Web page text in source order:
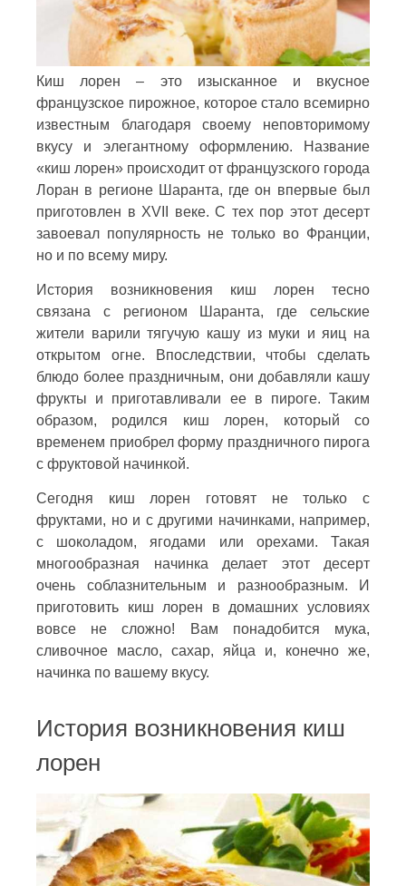
Киш лорен – это изысканное и вкусное
французское пирожное, которое стало всемирно
известным благодаря своему неповторимому
вкусу и элегантному оформлению. Название
«киш лорен» происходит от французского города
Лоран в регионе Шаранта, где он впервые был
приготовлен в XVII веке. С тех пор этот десерт
завоевал популярность не только во Франции,
но и по всему миру.
История возникновения киш лорен тесно
связана с регионом Шаранта, где сельские
жители варили тягучую кашу из муки и яиц на
открытом огне. Впоследствии, чтобы сделать
блюдо более праздничным, они добавляли кашу
фрукты и приготавливали ее в пироге. Таким
образом, родился киш лорен, который со
временем приобрел форму праздничного пирога
с фруктовой начинкой.
Сегодня киш лорен готовят не только с
фруктами, но и с другими начинками, например,
с шоколадом, ягодами или орехами. Такая
многообразная начинка делает этот десерт
очень соблазнительным и разнообразным. И
приготовить киш лорен в домашних условиях
вовсе не сложно! Вам понадобится мука,
сливочное масло, сахар, яйца и, конечно же,
начинка по вашему вкусу.
История возникновения киш
лорен